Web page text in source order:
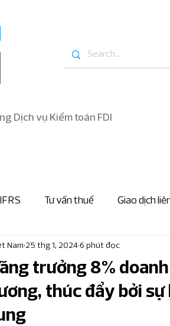
Dịch vụ Kiểm toán FDI
Tư vấn thuế Giao dịch
hải quan Bản tin nhanh kế toán và
Bản tin thuế & hải quan chuyên sâu
trưởng 8%
thúc đẩy bởi
Nam 25 thg 1, 2024 6 phút đọc